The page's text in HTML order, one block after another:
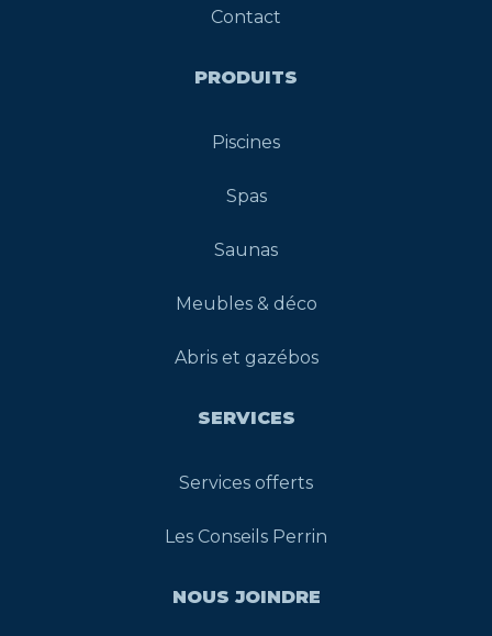
Contact
PRODUITS
Piscines
Spas
Saunas
Meubles & déco
Abris et gazébos
SERVICES
Services offerts
Les Conseils Perrin
NOUS JOINDRE